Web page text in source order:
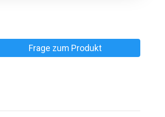
Frage zum Produkt